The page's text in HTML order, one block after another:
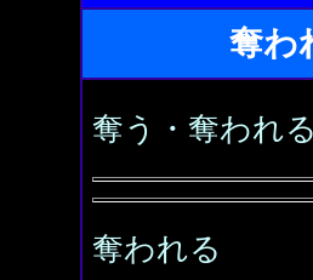
奪わ
奪う・奪われ
奪われる